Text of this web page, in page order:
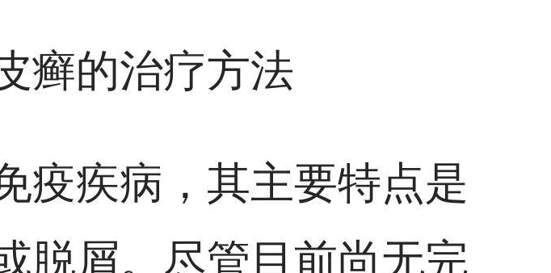
癣的治疗方法
疫疾病，其主要特点是
脱屑。尽管目前尚无完